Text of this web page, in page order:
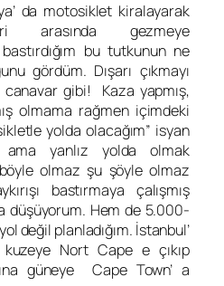
da motosiklet kiralayarak
arasında gezmeye
bu tutkunun ne
gördüm. Dışarı çıkmayı
gibi! Kaza yapmış,
olmama rağmen içimdeki
yolda olacağım” isyan
yanlız yolda olmak
olmaz şu şöyle olmaz
bastırmaya çalışmış
düşüyorum. Hem de 5.000-
değil planladığım. İstanbul’
Nort Cape e çıkıp
güneye Cape Town’ a